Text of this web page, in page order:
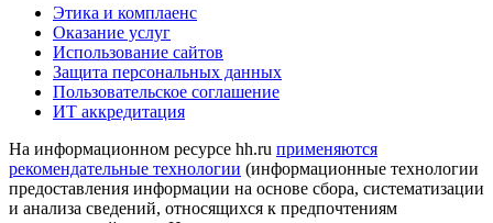
Этика и комплаенс
Оказание услуг
Использование сайтов
Защита персональных данных
Пользовательское соглашение
ИТ аккредитация
На информационном ресурсе hh.ru применяются
рекомендательные технологии (информационные технологии
предоставления информации на основе сбора, систематизации
и анализа сведений, относящихся к предпочтениям